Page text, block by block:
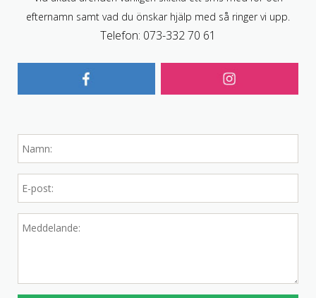
efternamn samt vad du önskar hjälp med så ringer vi upp.
Telefon: 073-332 70 61